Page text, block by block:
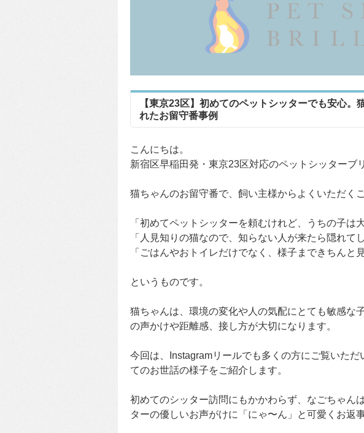
【東京23区】初めてのペットシッターでも安心。
れたお留守番事例
こんにちは。
新宿区早稲田発・東京23区対応のペットシッターブ
猫ちゃんのお留守番で、飼い主様からよくいただく
「初めてペットシッターを頼むけれど、うちの子は
「人見知りの猫なので、知らない人が来たら隠れて
「ごはんやおトイレだけでなく、様子まできちんと
というものです。
猫ちゃんは、環境の変化や人の気配にとても敏感な
の声かけや距離感、接し方が大切になります。
今回は、Instagramリールでも多くの方にご覧いた
てのお世話の様子をご紹介します。
初めてのシッター訪問にもかかわらず、なごちゃん
ターの優しいお声がけに「にゃ〜ん」と可愛くお返